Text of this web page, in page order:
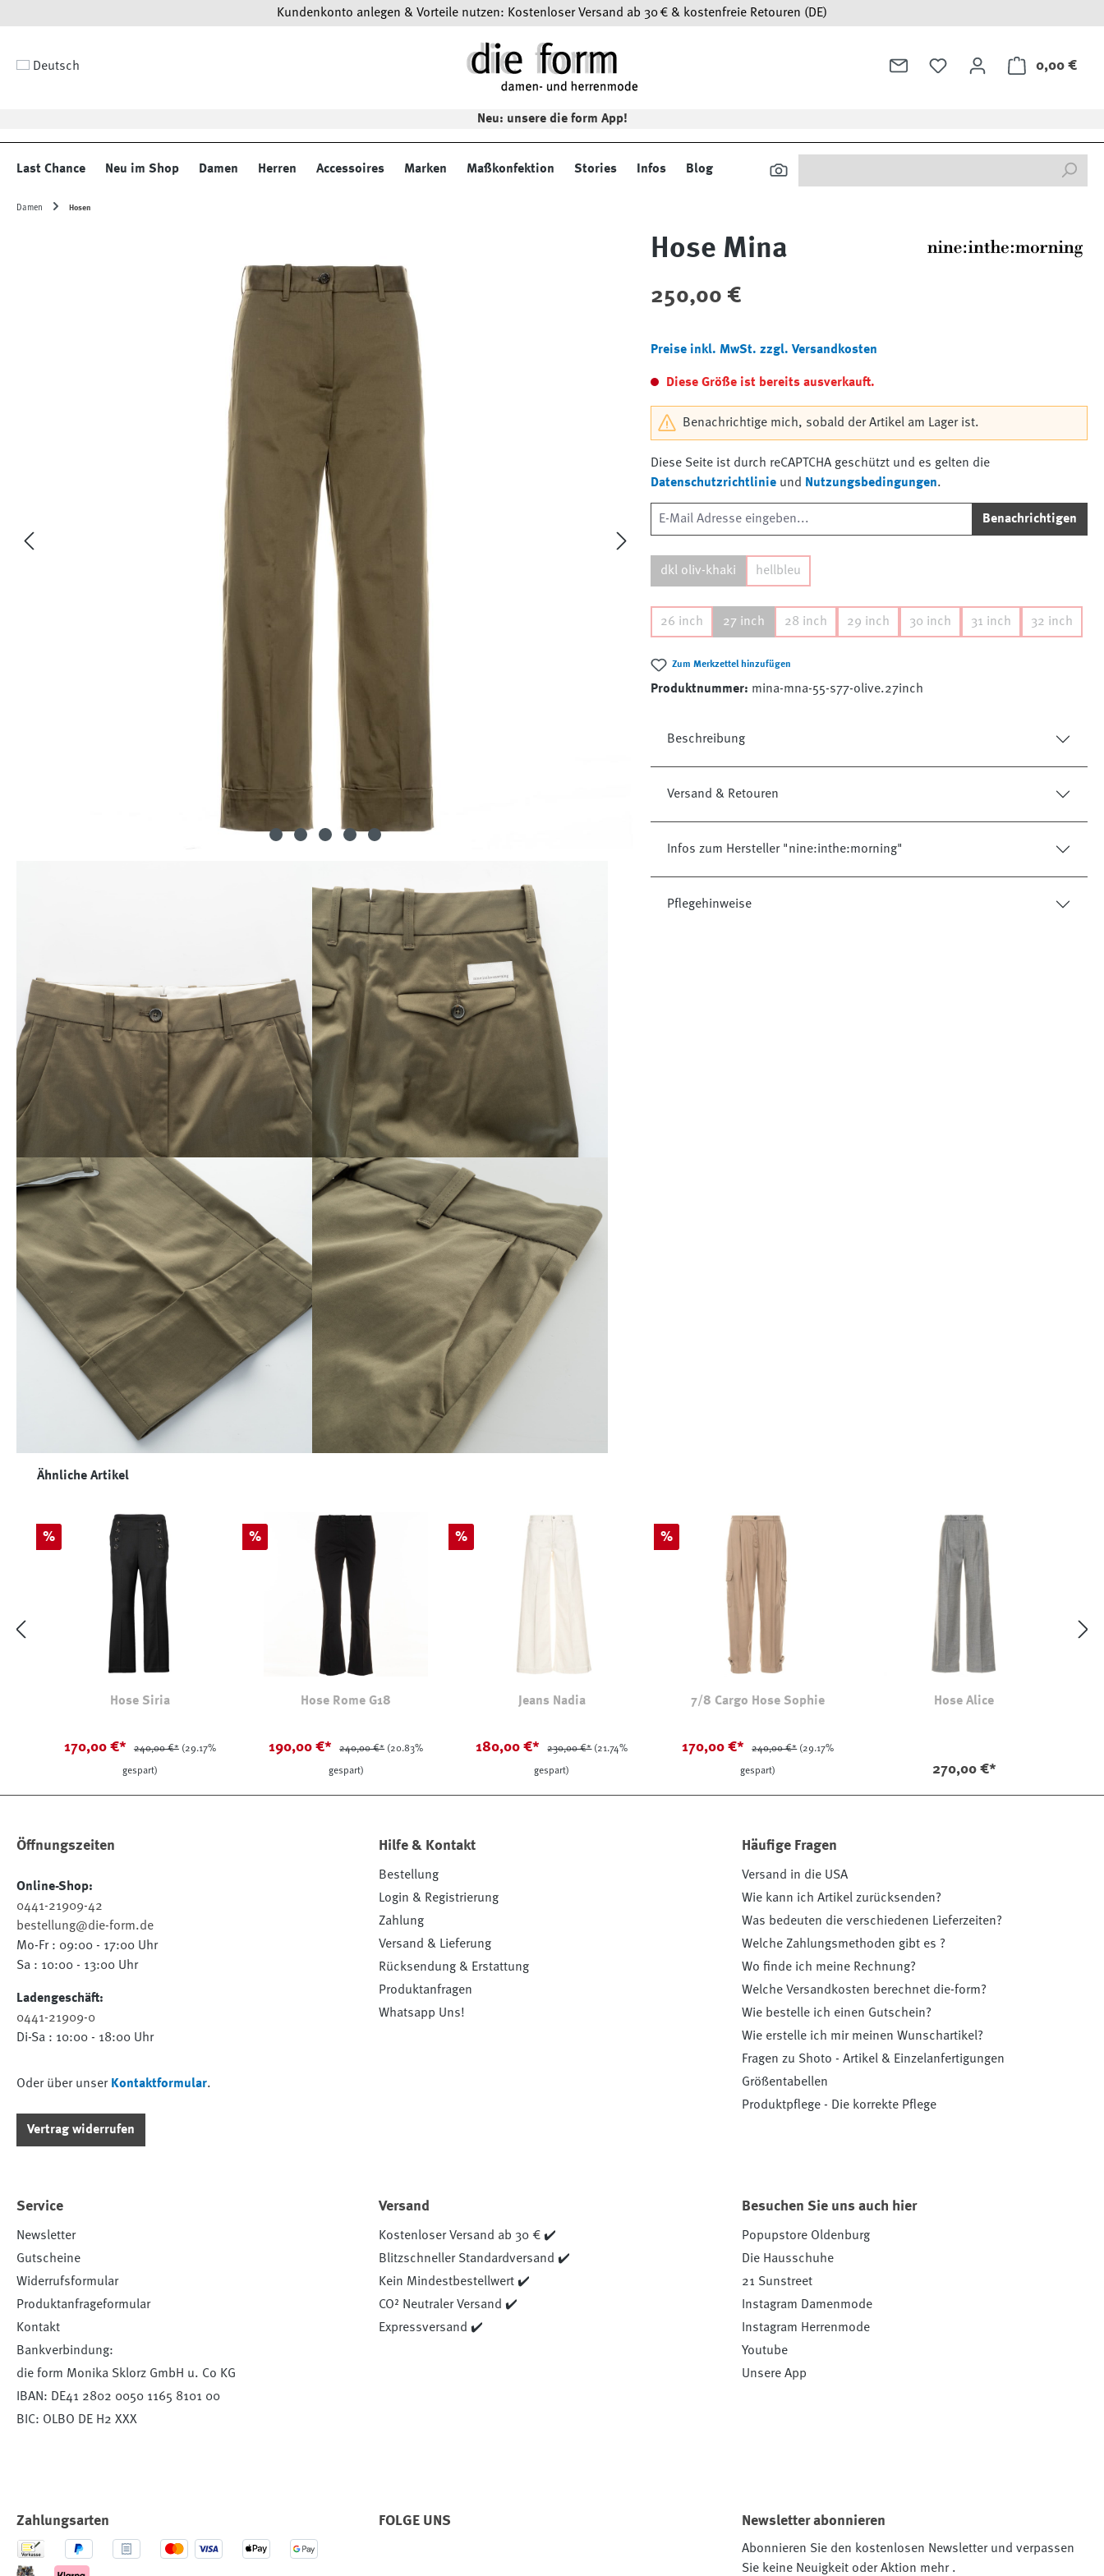
Kundenkonto anlegen & Vorteile nutzen: Kostenloser Versand ab 30 € & kostenfreie Retouren (DE)
Deutsch 0,00 €
Neu: unsere die form App!
Last Chance Neu im Shop Damen Herren Accessoires Marken Maßkonfektion Stories Infos Blog
Damen Hosen
Hose Mina
Regulärer Preis:
250,00 €
Preise inkl. MwSt. zzgl. Versandkosten
Diese Größe ist bereits ausverkauft.
Benachrichtige mich, sobald der Artikel am Lager ist.
Diese Seite ist durch reCAPTCHA geschützt und es gelten die
Datenschutzrichtlinie und Nutzungsbedingungen.
Benachrichtigen
dkl oliv-khaki hellbleu
26 inch 27 inch 28 inch 29 inch 30 inch 31 inch 32 inch
Zum Merkzettel hinzufügen
Produktnummer: mina-mna-55-s77-olive.27inch
Beschreibung
Versand & Retouren
Infos zum Hersteller "nine:inthe:morning"
Pflegehinweise
Produktgalerie überspringen
Ähnliche Artikel
Rabatt
%
Hose Siria
170,00 €* 240,00 €* (29.17%
gespart)
Rabatt
%
Hose Rome G18
190,00 €* 240,00 €* (20.83%
gespart)
Rabatt
%
Jeans Nadia
180,00 €* 230,00 €* (21.74%
gespart)
Rabatt
%
7/8 Cargo Hose Sophie
170,00 €* 240,00 €* (29.17%
gespart)
Hose Alice
270,00 €*
Öffnungszeiten
Online-Shop:
0441-21909-42
bestellung@die-form.de
Mo-Fr : 09:00 - 17:00 Uhr
Sa : 10:00 - 13:00 Uhr
Ladengeschäft:
0441-21909-0
Di-Sa : 10:00 - 18:00 Uhr
Oder über unser Kontaktformular.
Vertrag widerrufen
Hilfe & Kontakt
Bestellung
Login & Registrierung
Zahlung
Versand & Lieferung
Rücksendung & Erstattung
Produktanfragen
Whatsapp Uns!
Häufige Fragen
Versand in die USA
Wie kann ich Artikel zurücksenden?
Was bedeuten die verschiedenen Lieferzeiten?
Welche Zahlungsmethoden gibt es ?
Wo finde ich meine Rechnung?
Welche Versandkosten berechnet die-form?
Wie bestelle ich einen Gutschein?
Wie erstelle ich mir meinen Wunschartikel?
Fragen zu Shoto - Artikel & Einzelanfertigungen
Größentabellen
Produktpflege - Die korrekte Pflege
Service
Newsletter
Gutscheine
Widerrufsformular
Produktanfrageformular
Kontakt
Bankverbindung:
die form Monika Sklorz GmbH u. Co KG
IBAN: DE41 2802 0050 1165 8101 00
BIC: OLBO DE H2 XXX
Versand
Kostenloser Versand ab 30 € ✔️
Blitzschneller Standardversand ✔️
Kein Mindestbestellwert ✔️
CO² Neutraler Versand ✔️
Expressversand ✔️
Besuchen Sie uns auch hier
Popupstore Oldenburg
Die Hausschuhe
21 Sunstreet
Instagram Damenmode
Instagram Herrenmode
Youtube
Unsere App
Zahlungsarten FOLGE UNS Newsletter abonnieren
Abonnieren Sie den kostenlosen Newsletter und verpassen
Sie keine Neuigkeit oder Aktion mehr .